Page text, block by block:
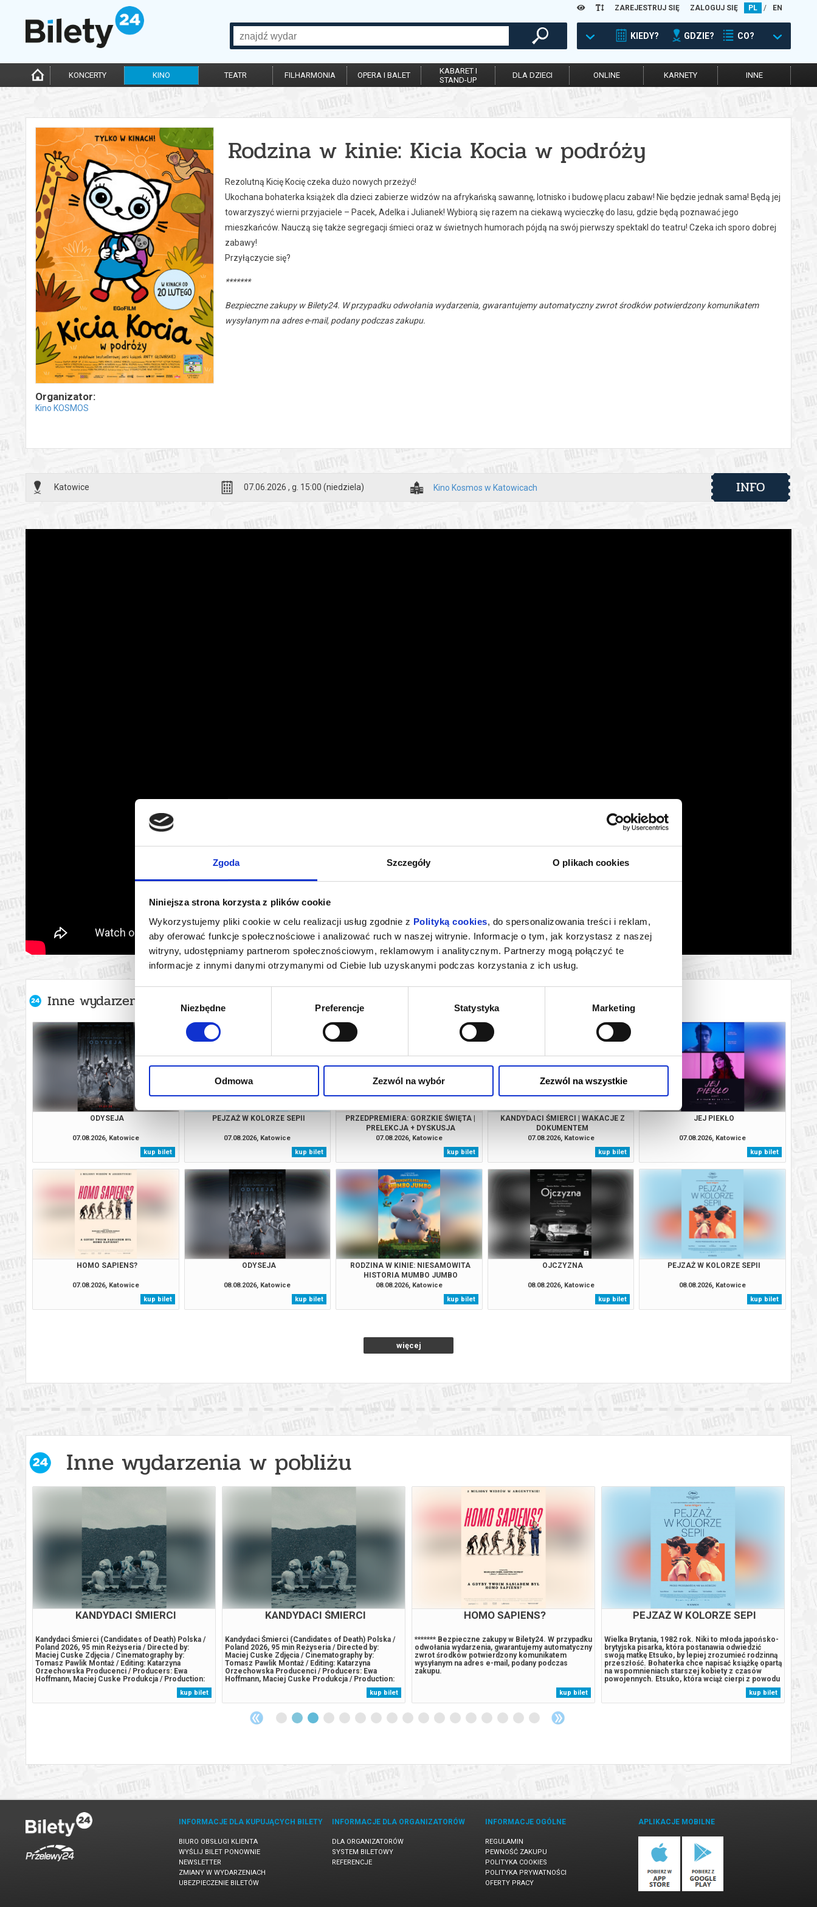
Zgoda Szczegóły O plikach cookies
Niniejsza strona korzysta z plików cookie
Wykorzystujemy pliki cookie w celu realizacji usług zgodnie z Polityką cookies, do spersonalizowania treści i reklam,
aby oferować funkcje społecznościowe i analizować ruch w naszej witrynie. Informacje o tym, jak korzystasz z naszej
witryny, udostępniamy partnerom społecznościowym, reklamowym i analitycznym. Partnerzy mogą połączyć te
informacje z innymi danymi otrzymanymi od Ciebie lub uzyskanymi podczas korzystania z ich usług.
Niezbędne Preferencje Statystyka Marketing
Odmowa Zezwól na wybór Zezwól na wszystkie
ZAREJESTRUJ SIĘ ZALOGUJ SIĘ PL / EN
KIEDY? GDZIE? CO?
KONCERTY KINO TEATR FILHARMONIA OPERA I BALET
KABARET I
STAND-UP
DLA DZIECI ONLINE KARNETY INNE
Organizator:
Kino KOSMOS
Rodzina w kinie: Kicia Kocia w podróży
Rezolutną Kicię Kocię czeka dużo nowych przeżyć!
Ukochana bohaterka książek dla dzieci zabierze widzów na afrykańską sawannę, lotnisko i budowę placu zabaw! Nie będzie jednak sama! Będą jej
towarzyszyć wierni przyjaciele – Pacek, Adelka i Julianek! Wybiorą się razem na ciekawą wycieczkę do lasu, gdzie będą poznawać jego
mieszkańców. Nauczą się także segregacji śmieci oraz w świetnych humorach pójdą na swój pierwszy spektakl do teatru! Czeka ich sporo dobrej
zabawy!
Przyłączycie się?
*******
Bezpieczne zakupy w Bilety24. W przypadku odwołania wydarzenia, gwarantujemy automatyczny zwrot środków potwierdzony komunikatem
wysyłanym na adres e-mail, podany podczas zakupu.
Katowice 07.06.2026 , g. 15:00 (niedziela) Kino Kosmos w Katowicach INFO
Inne wydarzenia organizatora
ODYSEJA
07.08.2026, Katowice
kup bilet
PEJZAŻ W KOLORZE SEPII
07.08.2026, Katowice
kup bilet
PRZEDPREMIERA: GORZKIE ŚWIĘTA |
PRELEKCJA + DYSKUSJA
07.08.2026, Katowice
kup bilet
KANDYDACI ŚMIERCI | WAKACJE Z
DOKUMENTEM
07.08.2026, Katowice
kup bilet
JEJ PIEKŁO
07.08.2026, Katowice
kup bilet
HOMO SAPIENS?
07.08.2026, Katowice
kup bilet
ODYSEJA
08.08.2026, Katowice
kup bilet
RODZINA W KINIE: NIESAMOWITA
HISTORIA MUMBO JUMBO
08.08.2026, Katowice
kup bilet
OJCZYZNA
08.08.2026, Katowice
kup bilet
PEJZAŻ W KOLORZE SEPII
08.08.2026, Katowice
kup bilet
więcej
Inne wydarzenia w pobliżu
KANDYDACI ŚMIERCI
Kandydaci Śmierci (Candidates of Death) Polska /
Poland 2026, 95 min Reżyseria / Directed by:
Maciej Cuske Zdjęcia / Cinematography by:
Tomasz Pawlik Montaż / Editing: Katarzyna
Orzechowska Producenci / Producers: Ewa
Hoffmann, Maciej Cuske Produkcja / Production:
Fundacja Bydgoska Kronika Filmowa Festiwale i
nagrody / Festivals and Awards: 2026 – MFF
Saloniki / Thessaloniki IFF Trzech chłopaków
kup bilet
KANDYDACI ŚMIERCI
Kandydaci Śmierci (Candidates of Death) Polska /
Poland 2026, 95 min Reżyseria / Directed by:
Maciej Cuske Zdjęcia / Cinematography by:
Tomasz Pawlik Montaż / Editing: Katarzyna
Orzechowska Producenci / Producers: Ewa
Hoffmann, Maciej Cuske Produkcja / Production:
Fundacja Bydgoska Kronika Filmowa Festiwale i
nagrody / Festivals and Awards: 2026 – MFF
Saloniki / Thessaloniki IFF Trzech chłopaków
kup bilet
HOMO SAPIENS?
******* Bezpieczne zakupy w Bilety24. W przypadku
odwołania wydarzenia, gwarantujemy automatyczny
zwrot środków potwierdzony komunikatem
wysyłanym na adres e-mail, podany podczas
zakupu.
kup bilet
PEJZAŻ W KOLORZE SEPI
Wielka Brytania, 1982 rok. Niki to młoda japońsko-
brytyjska pisarka, która postanawia odwiedzić
swoją matkę Etsuko, by lepiej zrozumieć rodzinną
przeszłość. Bohaterka chce napisać książkę opartą
na wspomnieniach starszej kobiety z czasów
powojennych. Etsuko, która wciąż cierpi z powodu
samobójstwa starszej z córek, zaczyna kreślić
przed Niki obraz odbudowującego się Nagasaki z
1952 roku. Ważną częścią...
kup bilet
INFORMACJE DLA KUPUJĄCYCH BILETY
BIURO OBSŁUGI KLIENTA
WYŚLIJ BILET PONOWNIE
NEWSLETTER
ZMIANY W WYDARZENIACH
UBEZPIECZENIE BILETÓW
INFORMACJE DLA ORGANIZATORÓW
DLA ORGANIZATORÓW
SYSTEM BILETOWY
REFERENCJE
INFORMACJE OGÓLNE
REGULAMIN
PEWNOŚĆ ZAKUPU
POLITYKA COOKIES
POLITYKA PRYWATNOŚCI
OFERTY PRACY
APLIKACJE MOBILNE